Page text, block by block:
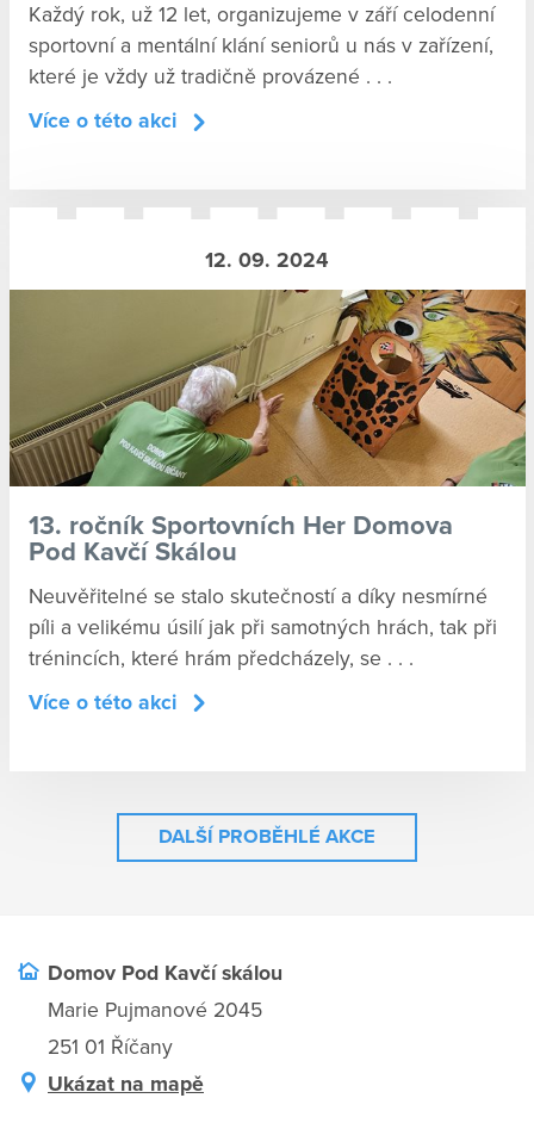
Každý rok, už 12 let, organizujeme v září celodenní
sportovní a mentální klání seniorů u nás v zařízení,
které je vždy už tradičně provázené . . .
Více o této akci
12. 09. 2024
13. ročník Sportovních Her Domova
Pod Kavčí Skálou
Neuvěřitelné se stalo skutečností a díky nesmírné
píli a velikému úsilí jak při samotných hrách, tak při
trénincích, které hrám předcházely, se . . .
Více o této akci
DALŠÍ PROBĚHLÉ AKCE
Domov Pod Kavčí skálou
Marie Pujmanové 2045
251 01 Říčany
Ukázat na mapě